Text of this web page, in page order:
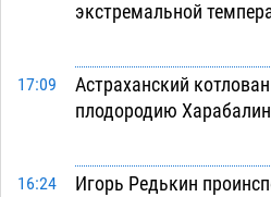
экстремальной
17:09
Астраханский
плодородию
16:24
Игорь Редькин